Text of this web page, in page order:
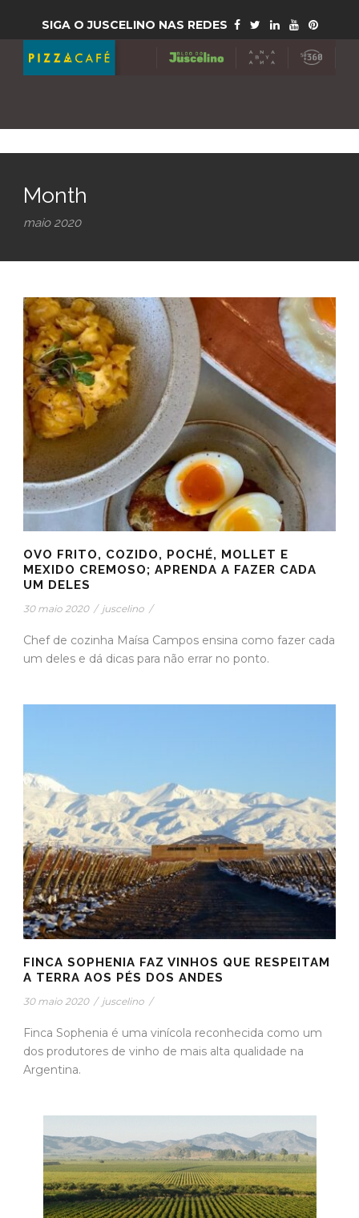
SIGA O JUSCELINO NAS REDES
Month
maio 2020
OVO FRITO, COZIDO, POCHÉ, MOLLET E
MEXIDO CREMOSO; APRENDA A FAZER CADA
UM DELES
30 maio 2020 / juscelino /
Chef de cozinha Maísa Campos ensina como fazer cada
um deles e dá dicas para não errar no ponto.
FINCA SOPHENIA FAZ VINHOS QUE RESPEITAM
A TERRA AOS PÉS DOS ANDES
30 maio 2020 / juscelino /
Finca Sophenia é uma vinícola reconhecida como um
dos produtores de vinho de mais alta qualidade na
Argentina.